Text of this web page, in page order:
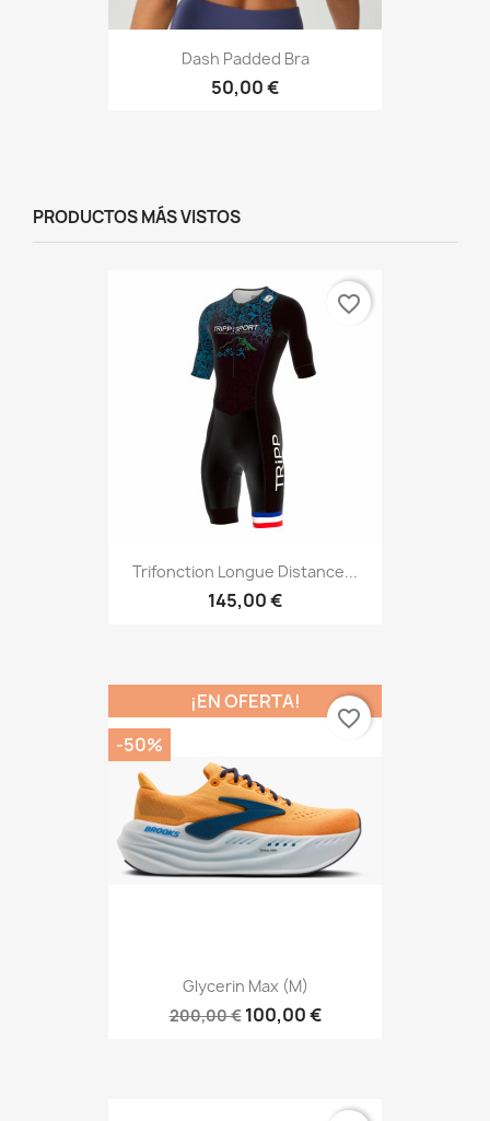
Dash Padded Bra
50,00 €
PRODUCTOS MÁS VISTOS
Trifonction Longue Distance...
145,00 €
favorite_border
Glycerin Max (M)
200,00 € 100,00 €
¡EN OFERTA!
-50%
favorite_border